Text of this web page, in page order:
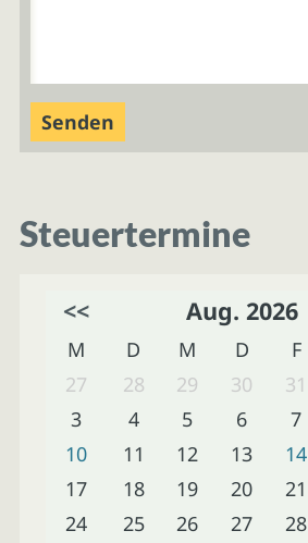
Steuertermine
<< Aug. 2026
M D M D F
27
28 29 30 31
3
4 5 6 7
10
11 12 13 14
17
18 19 20 21
24
25 26 27 28